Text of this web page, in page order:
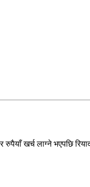
खर्च लाग्ने भएपछि